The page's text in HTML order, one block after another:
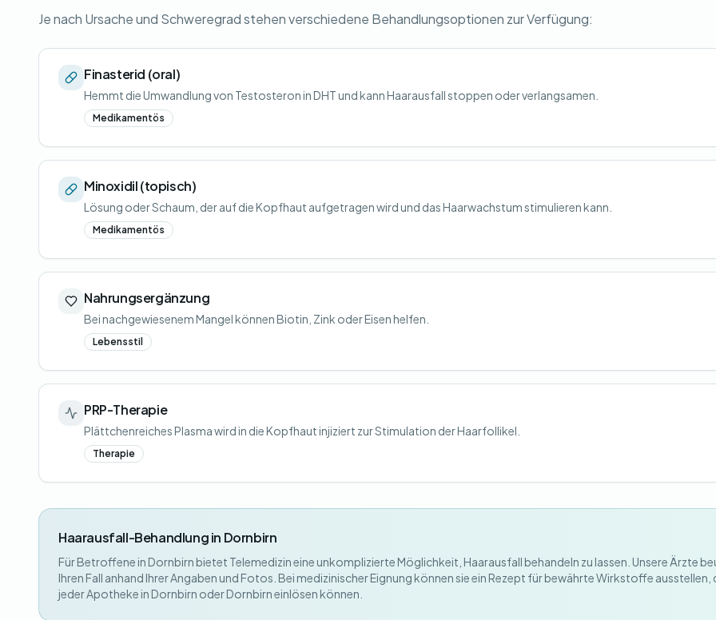
Je nach Ursache und Schweregrad stehen verschiedene Behandlungsoptionen zur Verfügung:
Finasterid (oral)
Hemmt die Umwandlung von Testosteron in DHT und kann Haarausfall stoppen oder verlangsamen.
Medikamentös
Minoxidil (topisch)
Lösung oder Schaum, der auf die Kopfhaut aufgetragen wird und das Haarwachstum stimulieren kann.
Medikamentös
Nahrungsergänzung
Bei nachgewiesenem Mangel können Biotin, Zink oder Eisen helfen.
Lebensstil
PRP-Therapie
Plättchenreiches Plasma wird in die Kopfhaut injiziert zur Stimulation der Haarfollikel.
Therapie
Haarausfall-Behandlung in Dornbirn
Für Betroffene in Dornbirn bietet Telemedizin eine unkomplizierte Möglichkeit, Haarausfall behandeln zu lassen. Unsere Ärzte
Ihren Fall anhand Ihrer Angaben und Fotos. Bei medizinischer Eignung können sie ein Rezept für bewährte Wirkstoffe ausstellen,
jeder Apotheke in Dornbirn oder Dornbirn einlösen können.